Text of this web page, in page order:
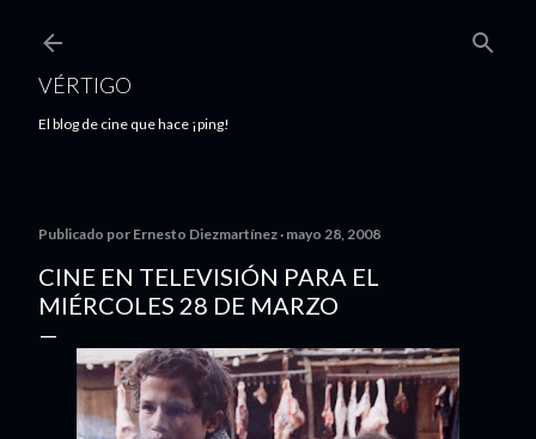
VÉRTIGO
El blog de cine que hace ¡ping!
Publicado por Ernesto Diezmartínez mayo 28, 2008
CINE EN TELEVISIÓN PARA EL
MIÉRCOLES 28 DE MARZO